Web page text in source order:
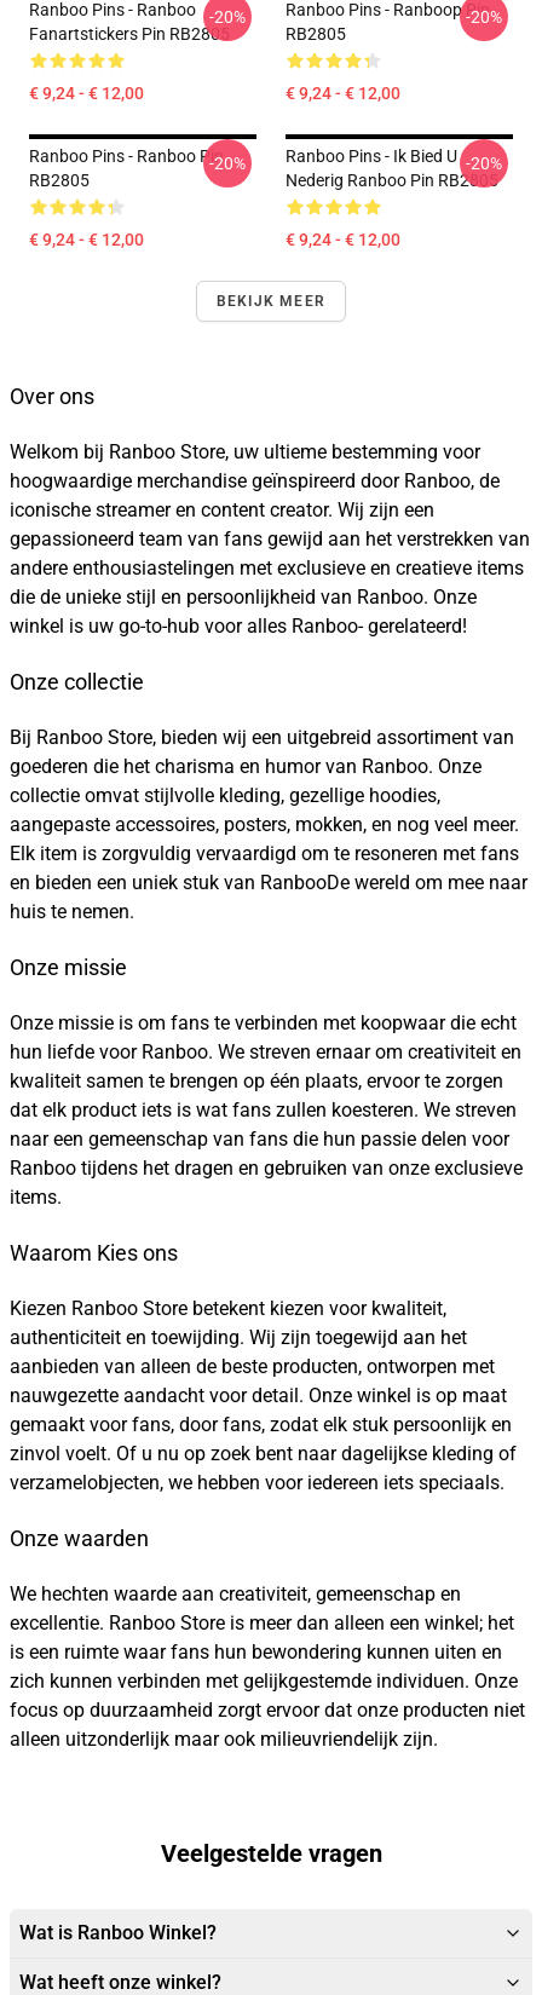
Ranboo Pins - Ranboo
Fanartstickers Pin RB2805
€ 9,24 - € 12,00
-20%
Ranboo Pins - Ranboop Pin
RB2805
€ 9,24 - € 12,00
-20%
Ranboo Pins - Ranboo Pin
RB2805
€ 9,24 - € 12,00
-20%
Ranboo Pins - Ik Bied U
Nederig Ranboo Pin RB2805
€ 9,24 - € 12,00
-20%
BEKIJK MEER
Over ons
Welkom bij Ranboo Store, uw ultieme bestemming voor
hoogwaardige merchandise geïnspireerd door Ranboo, de
iconische streamer en content creator. Wij zijn een
gepassioneerd team van fans gewijd aan het verstrekken van
andere enthousiastelingen met exclusieve en creatieve items
die de unieke stijl en persoonlijkheid van Ranboo. Onze
winkel is uw go-to-hub voor alles Ranboo- gerelateerd!
Onze collectie
Bij Ranboo Store, bieden wij een uitgebreid assortiment van
goederen die het charisma en humor van Ranboo. Onze
collectie omvat stijlvolle kleding, gezellige hoodies,
aangepaste accessoires, posters, mokken, en nog veel meer.
Elk item is zorgvuldig vervaardigd om te resoneren met fans
en bieden een uniek stuk van RanbooDe wereld om mee naar
huis te nemen.
Onze missie
Onze missie is om fans te verbinden met koopwaar die echt
hun liefde voor Ranboo. We streven ernaar om creativiteit en
kwaliteit samen te brengen op één plaats, ervoor te zorgen
dat elk product iets is wat fans zullen koesteren. We streven
naar een gemeenschap van fans die hun passie delen voor
Ranboo tijdens het dragen en gebruiken van onze exclusieve
items.
Waarom Kies ons
Kiezen Ranboo Store betekent kiezen voor kwaliteit,
authenticiteit en toewijding. Wij zijn toegewijd aan het
aanbieden van alleen de beste producten, ontworpen met
nauwgezette aandacht voor detail. Onze winkel is op maat
gemaakt voor fans, door fans, zodat elk stuk persoonlijk en
zinvol voelt. Of u nu op zoek bent naar dagelijkse kleding of
verzamelobjecten, we hebben voor iedereen iets speciaals.
Onze waarden
We hechten waarde aan creativiteit, gemeenschap en
excellentie. Ranboo Store is meer dan alleen een winkel; het
is een ruimte waar fans hun bewondering kunnen uiten en
zich kunnen verbinden met gelijkgestemde individuen. Onze
focus op duurzaamheid zorgt ervoor dat onze producten niet
alleen uitzonderlijk maar ook milieuvriendelijk zijn.
Veelgestelde vragen
Wat is Ranboo Winkel?
Wat heeft onze winkel?